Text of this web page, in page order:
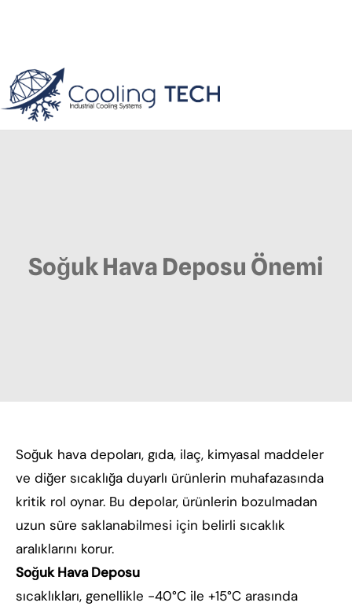
Soğuk Hava Deposu Önemi
Soğuk hava depoları, gıda, ilaç, kimyasal maddeler
ve diğer sıcaklığa duyarlı ürünlerin muhafazasında
kritik rol oynar. Bu depolar, ürünlerin bozulmadan
uzun süre saklanabilmesi için belirli sıcaklık
aralıklarını korur.
Soğuk Hava Deposu
sıcaklıkları, genellikle -40°C ile +15°C arasında